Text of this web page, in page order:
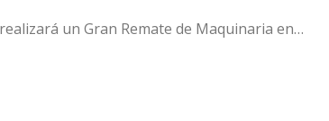
un Gran Remate de Maquinaria en…